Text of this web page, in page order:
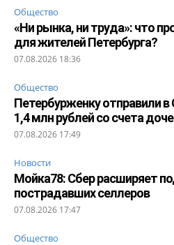
Общество
«Ни рынка, ни труда»: что
для жителей Петербурга?
07.08.2026 18:36
Общество
Петербурженку отправили
1,4 млн рублей со счета
07.08.2026 17:49
Новости
Мойка78: Сбер расширяет
пострадавших селлеров
07.08.2026 17:47
Общество